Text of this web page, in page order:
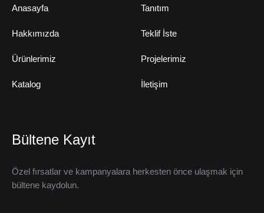
Anasayfa
Hakkımızda
Ürünlerimiz
Katalog
Tanıtım
Teklif İste
Projelerimiz
İletişim
Bültene Kayıt
Özel fırsatlar ve kampanyalara herkesten önce ulaşmak için
bültene kaydolun.